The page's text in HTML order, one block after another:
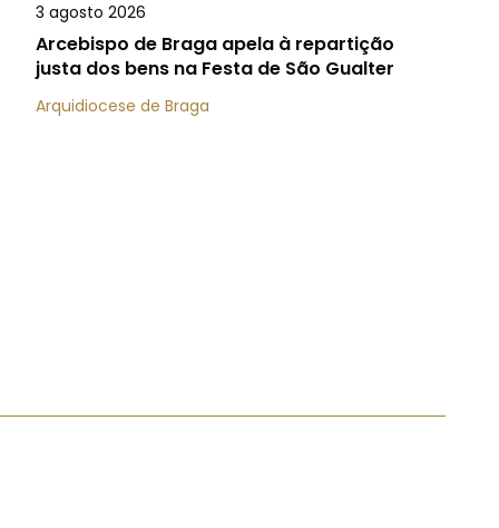
3 agosto 2026
Arcebispo de Braga apela à repartição
justa dos bens na Festa de São Gualter
Arquidiocese de Braga